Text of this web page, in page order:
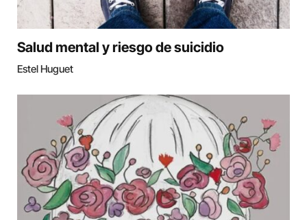
Salud mental y riesgo de suicidio
Estel Huguet